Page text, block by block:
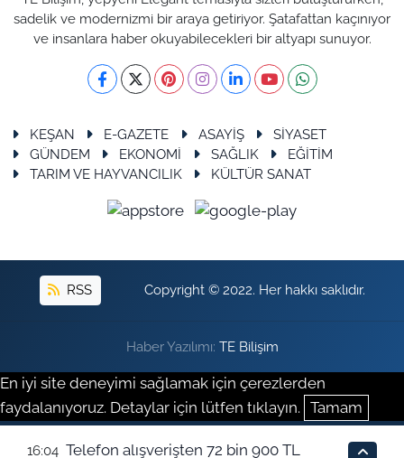
sadelik ve modernizmi bir araya getiriyor. Şatafattan kaçınıyor
ve insanlara haber okuyabilecekleri bir altyapı sunuyor.
KEŞAN E-GAZETE ASAYİŞ
SİYASET
GÜNDEM
EKONOMİ SAĞLIK
EĞİTİM
TARIM VE HAYVANCILIK
KÜLTÜR SANAT
RSS Copyright © 2022. Her hakkı saklıdır.
Haber Yazılımı: TE Bilişim
En iyi site deneyimi sağlamak için çerezlerden
faydalanıyoruz. Detaylar için lütfen tıklayın. Tamam
16:04 Telefon alışverişten 72 bin 900 TL